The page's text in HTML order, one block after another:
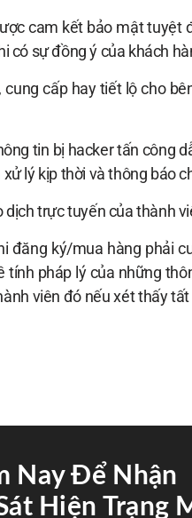
cam kết bảo mật tuyệt
có sự đồng ý của khách
cung cấp hay tiết lộ cho
tin bị hacker tấn công
lý kịp thời và thông báo
trực tuyến của thành
đăng ký/mua hàng phải
pháp lý của những
viên đó nếu xét thấy
Nay Để Nhận
Hiện Trạng